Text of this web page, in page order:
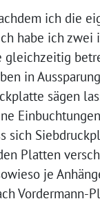
ich die
habe ich
gleichzeitig
in
sägen
sich
Platten
je
Vordermann-